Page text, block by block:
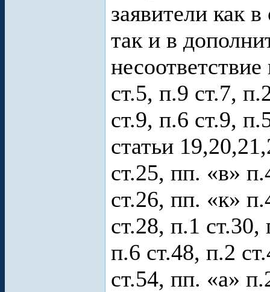
заявители как
так и в
ст.5, п.9 ст.7,
ст.9, п.6 ст.9,
статьи
ст.25, пп. «в»
ст.26, пп. «к»
ст.28, п.1 ст.30,
п.6 ст.48, п.2
ст.54, пп. «а»